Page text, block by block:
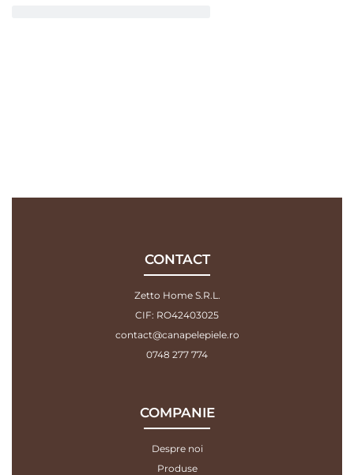
CONTACT
Zetto Home S.R.L.
CIF: RO42403025
contact@canapelepiele.ro
0748 277 774
COMPANIE
Despre noi
Produse